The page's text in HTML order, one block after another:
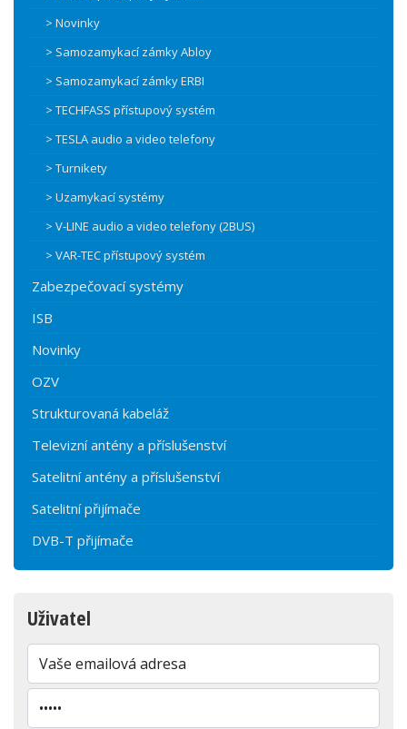
> Novinky
> Samozamykací zámky Abloy
> Samozamykací zámky ERBI
> TECHFASS přístupový systém
> TESLA audio a video telefony
> Turnikety
> Uzamykací systémy
> V-LINE audio a video telefony (2BUS)
> VAR-TEC přístupový systém
Zabezpečovací systémy
ISB
Novinky
OZV
Strukturovaná kabeláž
Televizní antény a příslušenství
Satelitní antény a příslušenství
Satelitní přijímače
DVB-T přijímače
Uživatel